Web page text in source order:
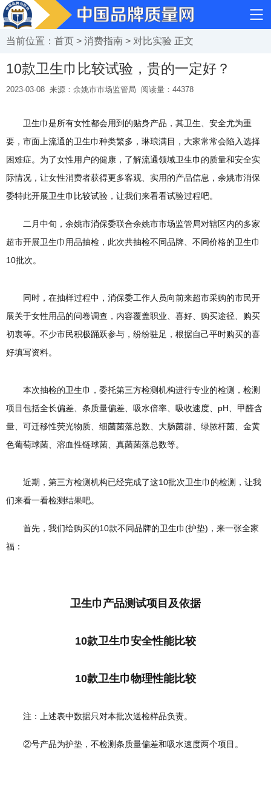
当前位置： 首页 > 消费指南 > 对比实验 正文
10款卫生巾比较试验，贵的一定好？
2023-03-08 来源：余姚市市场监管局 阅读量： 44378
卫生巾是所有女性都会用到的贴身产品，其卫生、安全尤为重
要，市面上流通的卫生巾种类繁多，琳琅满目，大家常常会陷入选择
困难症。为了女性用户的健康，了解流通领域卫生巾的质量和安全实
际情况，让女性消费者获得更多客观、实用的产品信息，余姚市消保
委特此开展卫生巾比较试验，让我们来看看试验过程吧。
二月中旬，余姚市消保委联合余姚市市场监管局对辖区内的多家
超市开展卫生巾用品抽检，此次共抽检不同品牌、不同价格的卫生巾
10批次。
同时，在抽样过程中，消保委工作人员向前来超市采购的市民开
展关于女性用品的问卷调查，内容覆盖职业、喜好、购买途径、购买
初衷等。不少市民积极踊跃参与，纷纷驻足，根据自己平时购买的喜
好填写资料。
本次抽检的卫生巾，委托第三方检测机构进行专业的检测，检测
项目包括全长偏差、条质量偏差、吸水倍率、吸收速度、pH、甲醛含
量、可迁移性荧光物质、细菌菌落总数、大肠菌群、绿脓杆菌、金黄
色葡萄球菌、溶血性链球菌、真菌菌落总数等。
近期，第三方检测机构已经完成了这10批次卫生巾的检测，让我
们来看一看检测结果吧。
首先，我们给购买的10款不同品牌的卫生巾(护垫)，来一张全家
福：
卫生巾产品测试项目及依据
10款卫生巾安全性能比较
10款卫生巾物理性能比较
注：上述表中数据只对本批次送检样品负责。
②号产品为护垫，不检测条质量偏差和吸水速度两个项目。